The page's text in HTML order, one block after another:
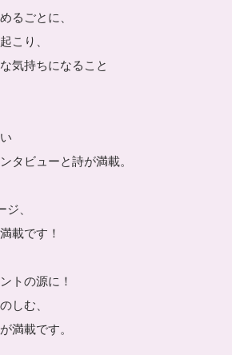
るごとに、
こり、
気持ちになること
タビューと詩が満載。
、
載です！
トの源に！
しむ、
満載です。